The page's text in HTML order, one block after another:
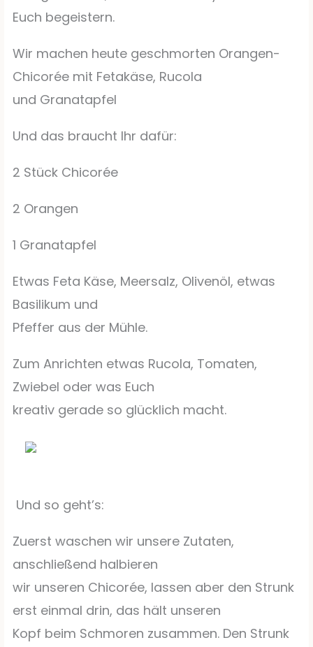
Euch begeistern.
Wir machen heute geschmorten Orangen-
Chicorée mit Fetakäse, Rucola
und Granatapfel
Und das braucht Ihr dafür:
2 Stück Chicorée
2 Orangen
1 Granatapfel
Etwas Feta Käse, Meersalz, Olivenöl, etwas
Basilikum und
Pfeffer aus der Mühle.
Zum Anrichten etwas Rucola, Tomaten,
Zwiebel oder was Euch
kreativ gerade so glücklich macht.
Und so geht’s:
Zuerst waschen wir unsere Zutaten,
anschließend halbieren
wir unseren Chicorée, lassen aber den Strunk
erst einmal drin, das hält unseren
Kopf beim Schmoren zusammen. Den Strunk